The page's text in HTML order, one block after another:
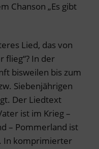
Chanson „Es gibt
Lied, das von
flieg“? In der
bisweilen bis zum
Siebenjährigen
Der Liedtext
ist im Krieg –
– Pommerland ist
In komprimierter